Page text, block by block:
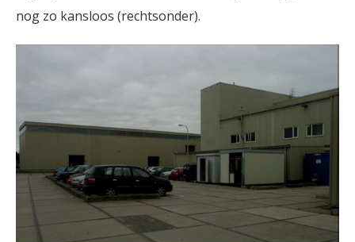
nog zo kansloos (rechtsonder).